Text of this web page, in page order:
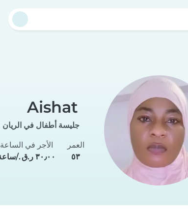
Aishat
جليسة أطفال في الريان
العمر
٥٣
الأجر في الساعة